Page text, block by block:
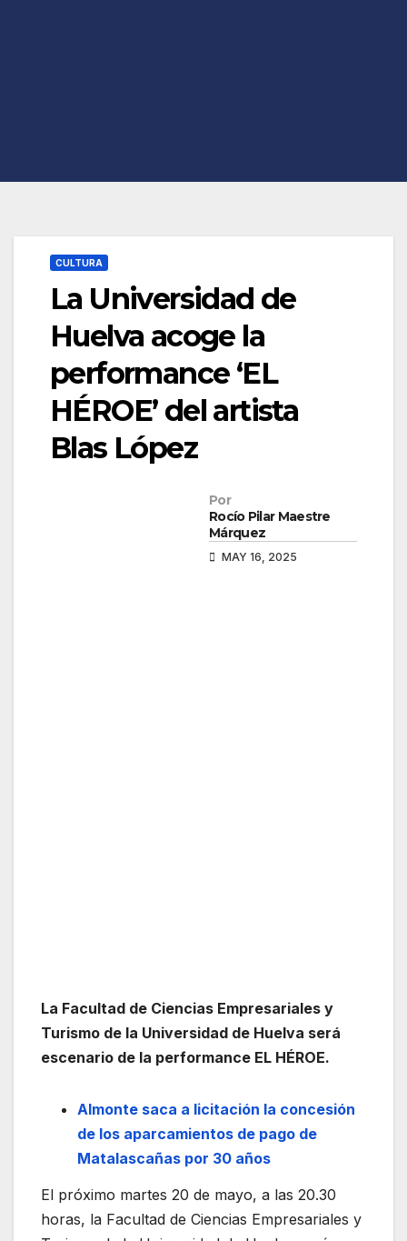
CULTURA
La Universidad de
Huelva acoge la
performance ‘EL
HÉROE’ del artista
Blas López
Por
Rocío Pilar Maestre
Márquez
MAY 16, 2025
La Facultad de Ciencias Empresariales y
Turismo de la Universidad de Huelva será
escenario de la performance EL HÉROE.
Almonte saca a licitación la concesión
de los aparcamientos de pago de
Matalascañas por 30 años
El próximo martes 20 de mayo, a las 20.30
horas, la Facultad de Ciencias Empresariales y